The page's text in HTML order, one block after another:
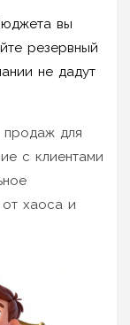
вы
резервный
не дадут
продаж для
с клиентами
хаоса и